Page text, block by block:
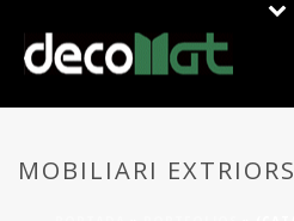
MOBILIARI EXTRIORS